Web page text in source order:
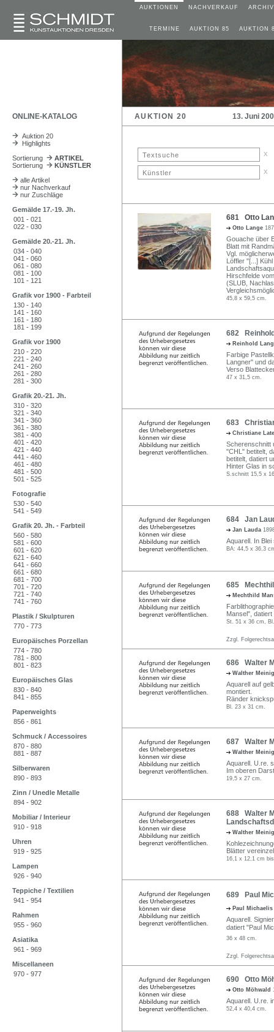
AUKTIONEN NACHVERKAUF ARCHIV
TERMINE AUKTION 85 AUKTION
ONLINE-KATALOG AUKTION 20 13. Juni
Auktion 20
Highlights
Sortierung
ARTIKEL
Sortierung
KÜNSTLER
alle Artikel
nur Nachverkauf
nur Zuschläge
Gemälde 17.-19. Jh.
001 - 021
022 - 030
Gemälde 20.-21. Jh.
034 - 040
041 - 060
061 - 080
081 - 100
101 - 121
Grafik vor 1900 - Farbteil
130 - 140
141 - 160
161 - 180
181 - 199
Grafik vor 1900
210 - 220
221 - 240
241 - 260
261 - 280
281 - 300
Grafik 20.-21. Jh.
310 - 320
321 - 340
341 - 360
361 - 380
381 - 400
401 - 420
421 - 440
441 - 460
461 - 480
481 - 500
501 - 525
Fotografie
530 - 540
541 - 549
Grafik 20. Jh. - Farbteil
560 - 580
581 - 600
601 - 620
621 - 640
641 - 660
661 - 680
681 - 700
701 - 720
721 - 740
741 - 760
Plastik / Skulpturen
770 - 773
Europäisches Porzellan
774 - 780
781 - 800
801 - 823
Europäisches Glas
830 - 840
841 - 855
Paperweights
856 - 861
Schmuck / Accessoires
870 - 880
881 - 887
Silberwaren
890 - 893
Zinn / Unedle Metalle
894 - 902
Mobiliar / Interieur
910 - 918
Uhren
919 - 925
Lampen
926 - 940
Teppiche / Textilien
941 - 954
Rahmen
955 - 960
Asiatika
961 - 969
Miscellaneen
970 - 977
x
x
681 Otto
Otto Lange
Gouache über
Blatt mit
Vgl.
Löffler "[...]
Hirschfelde
(SLUB,
45,8 x 59,5 cm.
682
Reinhold
Farbige
Langner" und
Verso
47 x 31,5 cm.
683
Christiane
Scherenschnitt
"CHL" betitelt,
betitelt, datiert
Hinter Glas in
S.schnitt 15,5 x
684 Jan
Jan Lauda
Aquarell. In
BA: 44,5 x 36,3
685
Mechthild
Mansel",
St. 51 x 36 cm,
Zzgl.
686 Walter
Walther
Aquarell auf
montiert.
Ränder
Bl. 23 x 31 cm.
687 Walter
Walther
Aquarell. U.re.
Im oberen
19,5 x 27 cm.
688 Walter
Walther
Blätter
16,1 x 12,1 cm
689 Paul
Paul Michaelis
Aquarell.
datiert "Paul
36 x 48 cm.
Zzgl.
690 Otto
Otto Möhwald
Aquarell. U.re.
52,4 x 40,4 cm.